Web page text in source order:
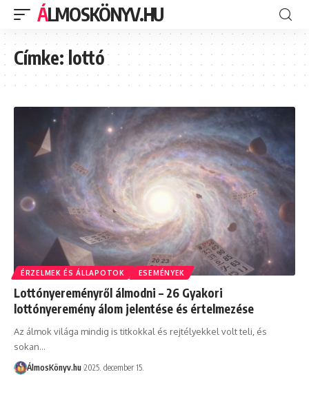
ÁLMOSKÖNYV.HU
Címke:lottó
ÉRZELMEK ÉS ÁLLAPOTOK ESEMÉNYEK
Lottónyereményről álmodni – 26 Gyakori
lottónyeremény álom jelentése és értelmezése
Az álmok világa mindig is titkokkal és rejtélyekkel volt teli, és
sokan…
ÁlmosKönyv.hu 2025. december 15.